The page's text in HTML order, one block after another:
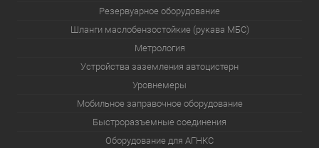
Резервуарное оборудование
Шланги маслобензостойкие (рукава МБС)
Метрология
Устройства заземления автоцистерн
Уровнемеры
Мобильное заправочное оборудование
Быстроразъемные соединения
Оборудование для АГНКС